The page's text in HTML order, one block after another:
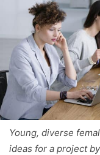
Young, diverse
ideas for a project